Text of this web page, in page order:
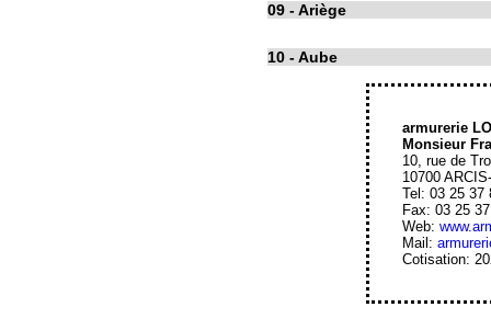
09 - Ariège
10 - Aube
armurerie
Monsieur
10, rue de
10700
Tel: 03 25 37
Fax: 03 25
Web:
Mail:
Cotisation: